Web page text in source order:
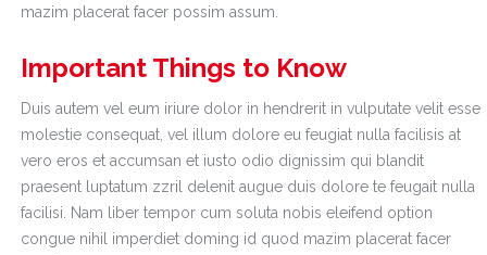
mazim placerat facer possim assum.
Important Things to Know
Duis autem vel eum iriure dolor in hendrerit in vulputate velit esse
molestie consequat, vel illum dolore eu feugiat nulla facilisis at
vero eros et accumsan et iusto odio dignissim qui blandit
praesent luptatum zzril delenit augue duis dolore te feugait nulla
facilisi. Nam liber tempor cum soluta nobis eleifend option
congue nihil imperdiet doming id quod mazim placerat facer